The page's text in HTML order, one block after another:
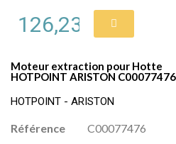
126,23 €
Moteur extraction pour Hotte
HOTPOINT ARISTON C00077476
HOTPOINT - ARISTON
Référence C00077476